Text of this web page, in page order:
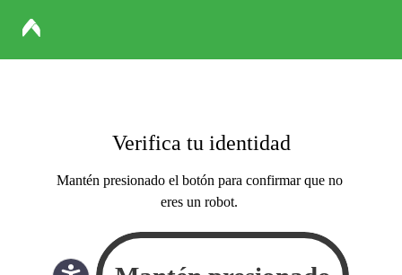
Verifica tu identidad
Mantén presionado el botón para confirmar que no
eres un robot.